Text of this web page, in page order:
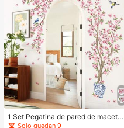
1 Set Pegatina de pared de maceta
con flor de Sakura rosa, Vinilos de p
Solo quedan 9